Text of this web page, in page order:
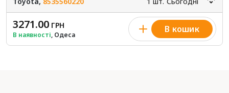
3271.00 ГРН
В наявності, Одеса
В кошик